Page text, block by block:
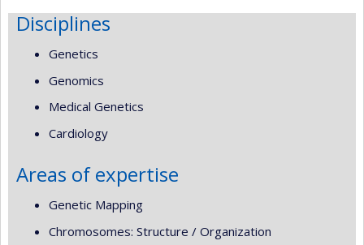
Disciplines
Genetics
Genomics
Medical Genetics
Cardiology
Areas of expertise
Genetic Mapping
Chromosomes: Structure / Organization